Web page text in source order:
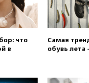
что
в
Самая
обувь лета